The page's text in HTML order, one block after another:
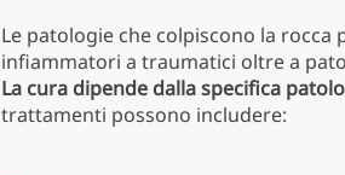
Le patologie che colpiscono la
infiammatori a traumatici oltre a
La cura dipende dalla specifica
trattamenti possono includere: